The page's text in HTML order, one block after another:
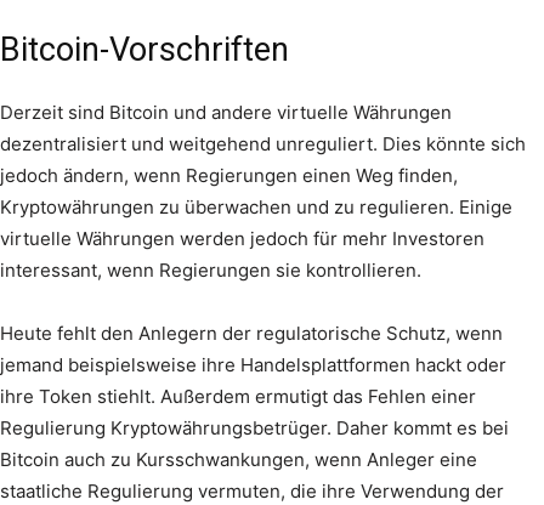
Bitcoin-Vorschriften
Derzeit sind Bitcoin und andere virtuelle Währungen
dezentralisiert und weitgehend unreguliert. Dies könnte sich
jedoch ändern, wenn Regierungen einen Weg finden,
Kryptowährungen zu überwachen und zu regulieren. Einige
virtuelle Währungen werden jedoch für mehr Investoren
interessant, wenn Regierungen sie kontrollieren.
Heute fehlt den Anlegern der regulatorische Schutz, wenn
jemand beispielsweise ihre Handelsplattformen hackt oder
ihre Token stiehlt. Außerdem ermutigt das Fehlen einer
Regulierung Kryptowährungsbetrüger. Daher kommt es bei
Bitcoin auch zu Kursschwankungen, wenn Anleger eine
staatliche Regulierung vermuten, die ihre Verwendung der